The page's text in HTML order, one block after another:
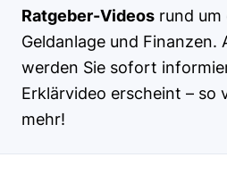
Ratgeber-Videos rund um
Geldanlage und Finanzen.
werden Sie sofort
Erklärvideo erscheint – so
mehr!